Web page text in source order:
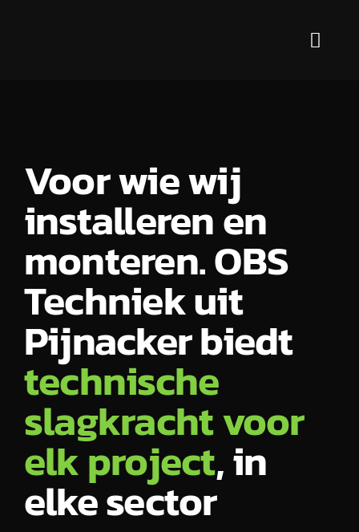
Voor wie wij
installeren en
monteren. OBS
Techniek uit
Pijnacker biedt
technische
slagkracht voor
elk project, in
elke sector